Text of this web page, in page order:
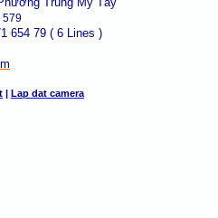
79 ( 6 Lines )
| Lap dat camera